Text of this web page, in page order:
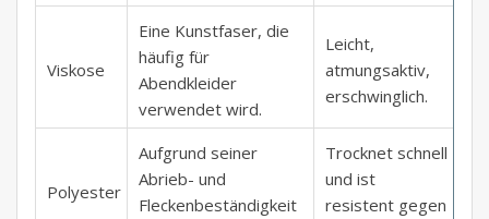
Viskose
Eine Kunstfaser, die
häufig für
Abendkleider
verwendet wird.
Leicht,
atmungsaktiv,
erschwinglich.
Polyester
Aufgrund seiner
Abrieb- und
Fleckenbeständigkeit
Trocknet schnell
und ist
resistent gegen